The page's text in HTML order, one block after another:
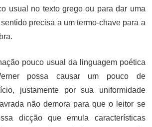
usual no texto grego ou para dar uma
precisa a um termo-chave para a
pouco usual da linguagem poética
possa causar um pouco de
justamente por sua uniformidade
não demora para que o leitor se
dicção que emula características